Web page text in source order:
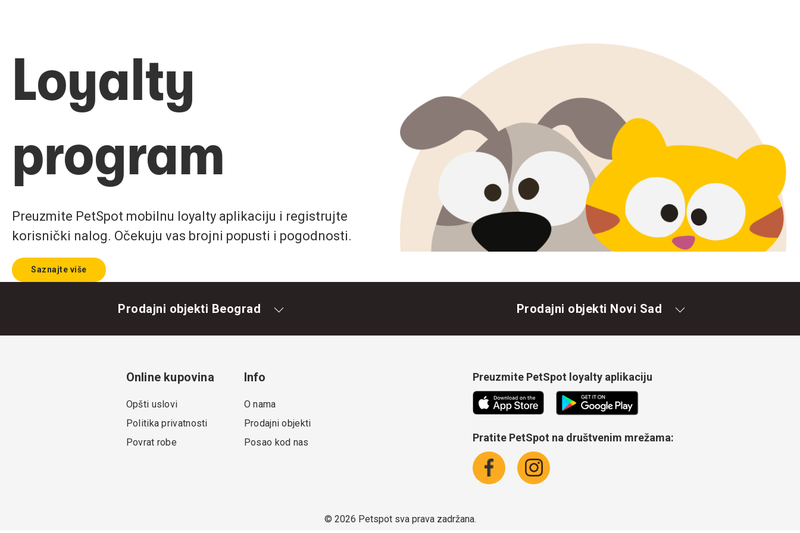
Loyalty
program
Preuzmite PetSpot mobilnu loyalty aplikaciju i registrujte
korisnički nalog. Očekuju vas brojni popusti i pogodnosti.
Saznajte više
Prodajni objekti Beograd Prodajni objekti Novi Sad
Online kupovina
Opšti uslovi
Politika privatnosti
Povrat robe
Info
O nama
Prodajni objekti
Posao kod nas
Preuzmite PetSpot loyalty aplikaciju
Pratite PetSpot na društvenim mrežama:
© 2026 Petspot sva prava zadržana.